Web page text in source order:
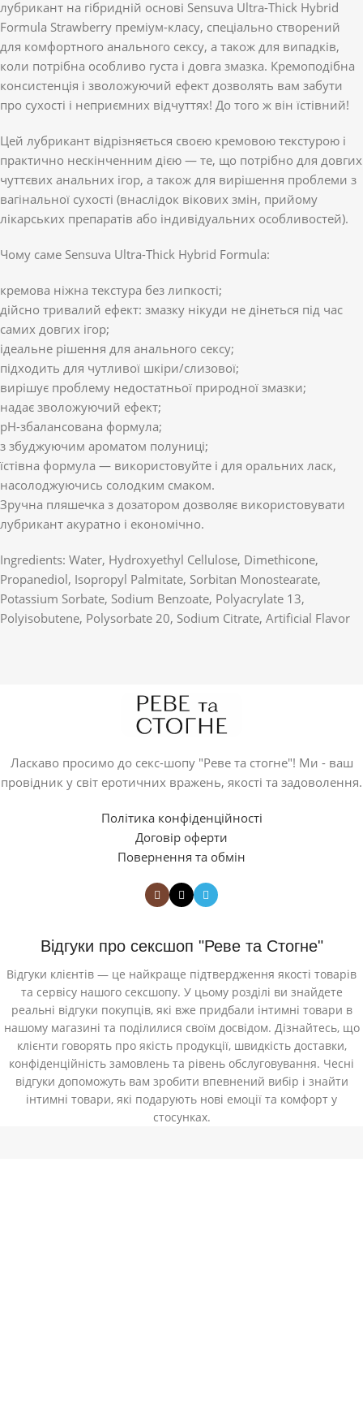
лубрикант на гібридній основі Sensuva Ultra-Thick Hybrid
Formula Strawberry преміум-класу, спеціально створений
для комфортного анального сексу, а також для випадків,
коли потрібна особливо густа і довга змазка. Кремоподібна
консистенція і зволожуючий ефект дозволять вам забути
про сухості і неприємних відчуттях! До того ж він їстівний!
Цей лубрикант відрізняється своєю кремовою текстурою і
практично нескінченним дією — те, що потрібно для довгих
чуттєвих анальних ігор, а також для вирішення проблеми з
вагінальної сухості (внаслідок вікових змін, прийому
лікарських препаратів або індивідуальних особливостей).
Чому саме Sensuva Ultra-Thick Hybrid Formula:
кремова ніжна текстура без липкості;
дійсно тривалий ефект: змазку нікуди не дінеться під час
самих довгих ігор;
ідеальне рішення для анального сексу;
підходить для чутливої шкіри/слизової;
вирішує проблему недостатньої природної змазки;
надає зволожуючий ефект;
pH-збалансована формула;
з збуджуючим ароматом полуниці;
їстівна формула — використовуйте і для оральних ласк,
насолоджуючись солодким смаком.
Зручна пляшечка з дозатором дозволяє використовувати
лубрикант акуратно і економічно.
Ingredients: Water, Hydroxyethyl Cellulose, Dimethicone,
Propanediol, Isopropyl Palmitate, Sorbitan Monostearate,
Potassium Sorbate, Sodium Benzoate, Polyacrylate 13,
Polyisobutene, Polysorbate 20, Sodium Citrate, Artificial Flavor
Ласкаво просимо до секс-шопу "Реве та стогне"! Ми - ваш
провідник у світ еротичних вражень, якості та задоволення.
Політика конфіденційності
Договір оферти
Повернення та обмін
Відгуки про сексшоп "Реве та Стогне"
Відгуки клієнтів — це найкраще підтвердження якості товарів
та сервісу нашого сексшопу. У цьому розділі ви знайдете
реальні відгуки покупців, які вже придбали інтимні товари в
нашому магазині та поділилися своїм досвідом. Дізнайтесь, що
клієнти говорять про якість продукції, швидкість доставки,
конфіденційність замовлень та рівень обслуговування. Чесні
відгуки допоможуть вам зробити впевнений вибір і знайти
інтимні товари, які подарують нові емоції та комфорт у
стосунках.